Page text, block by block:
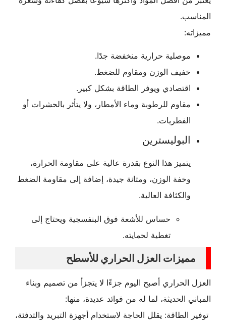
المناسب.
مميزاته:
موصلية حرارية منخفضة جدًا.
خفيف الوزن ومقاوم للضغط.
اقتصادي ويوفر الطاقة بشكل كبير.
مقاوم للرطوبة وماء الأمطار، ولا يتأثر بالحشرات أو
الفطريات.
البوليسترين
يتميز هذا النوع بقدرة عالية على مقاومة الحرارة،
وخفة الوزن، ومتانة جيدة، إضافة إلى مقاومة الضغط
والكثافة العالية.
حساس للأشعة فوق البنفسجية ويحتاج إلى
تغطية لحمايته.
مميزات العزل الحراري للأسطح
العزل الحراري أصبح اليوم جزءًا لا يتجزأ من تصميم وبناء
المباني الحديثة، لما له من فوائد عديدة، منها:
توفير الطاقة: يقلل الحاجة لاستخدام أجهزة التبريد والتدفئة،